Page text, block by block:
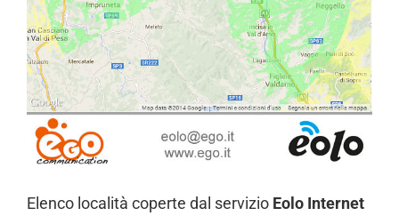
Elenco località coperte dal servizio Eolo Internet